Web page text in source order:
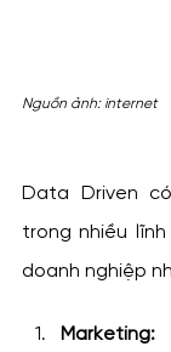
Nguồn ảnh: internet
Data Driven
trong nhiều
doanh nghiệp
Marketing: